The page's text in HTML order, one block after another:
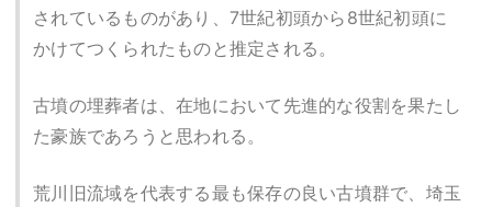
されているものがあり、7世紀初頭から8世紀初頭に
かけてつくられたものと推定される。
古墳の埋葬者は、在地において先進的な役割を果たし
た豪族であろうと思われる。
荒川旧流域を代表する最も保存の良い古墳群で、埼玉